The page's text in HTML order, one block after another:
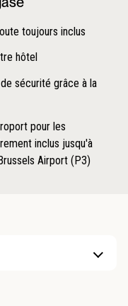
toujours inclus
hôtel
sécurité grâce à la
pour les
inclus jusqu'à
Airport (P3)